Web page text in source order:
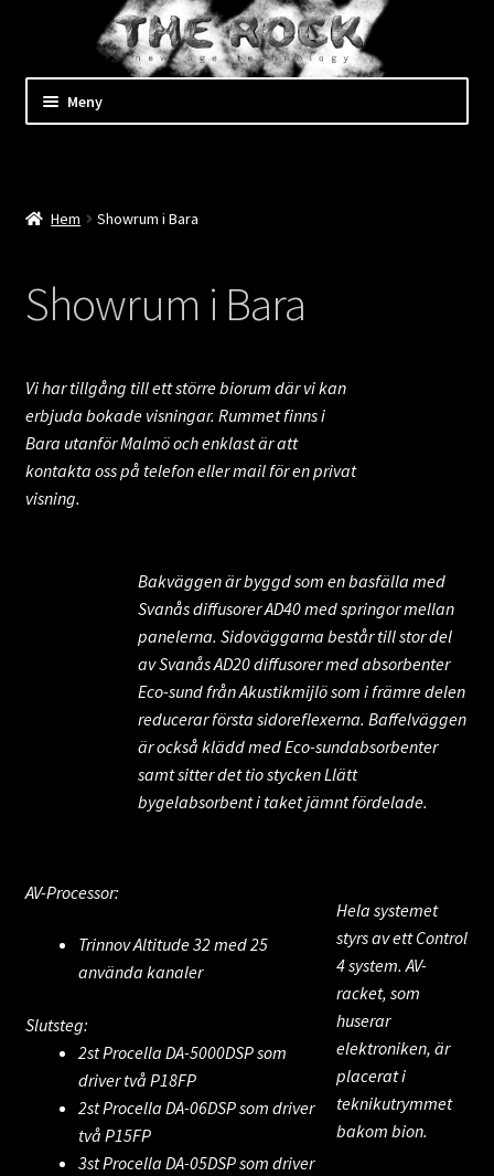
till
till
Meny
Kassan
Kundtjänst
Företaget
Om The Rock
Kontaktuppgifter och adress
Installation och montering
Betalning och Räntefritt
Showrum i Bara
Hem Showrum i Bara
Showrum i Bara
Vi har tillgång till ett större biorum där vi kan
erbjuda bokade visningar. Rummet finns i
Bara utanför Malmö och enklast är att
kontakta oss på telefon eller mail för en privat
visning.
Bakväggen är byggd som en basfälla med
Svanås diffusorer AD40 med springor mellan
panelerna. Sidoväggarna består till stor del
av Svanås AD20 diffusorer med absorbenter
Eco-sund från Akustikmijlö som i främre delen
reducerar första sidoreflexerna. Baffelväggen
är också klädd med Eco-sundabsorbenter
samt sitter det tio stycken Llätt
bygelabsorbent i taket jämnt fördelade.
Hela systemet
styrs av ett Control
4 system. AV-
racket, som
huserar
elektroniken, är
placerat i
teknikutrymmet
bakom bion.
AV-Processor:
Trinnov Altitude 32 med 25
använda kanaler
Slutsteg:
2st Procella DA-5000DSP som
driver två P18FP
2st Procella DA-06DSP som driver
två P15FP
3st Procella DA-05DSP som driver